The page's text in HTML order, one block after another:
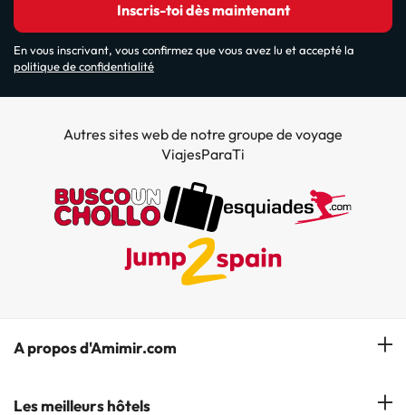
Inscris-toi dès maintenant
En vous inscrivant, vous confirmez que vous avez lu et accepté la
politique de confidentialité
Autres sites web de notre groupe de voyage
ViajesParaTi
A propos d'Amimir.com
Notre équipe
Les meilleurs hôtels